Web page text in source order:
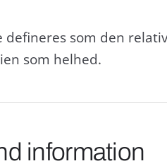
defineres som den
som helhed.
information